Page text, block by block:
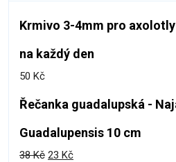
Krmivo 3-4mm pro
na každý den
50 Kč
Řečanka guadalupská -
Guadalupensis 10 cm
38Kč 23 Kč